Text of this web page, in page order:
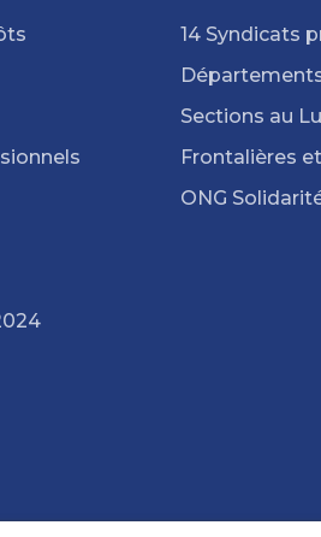
14 Syndicats
Sections au
Frontalières
ONG